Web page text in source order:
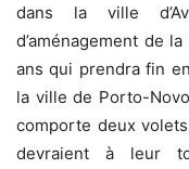
dans la ville
d’aménagement de
ans qui prendra fin
la ville de Porto-
comporte deux
devraient à leur